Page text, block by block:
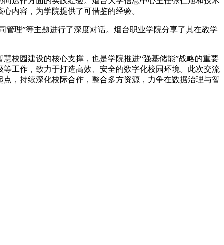
内容，为学院提供了可借鉴的经验。
管理”等主题进行了深度对话。烟台职业学院分享了其在教学
校园建设的核心支撑，也是学院推进“强基储能”战略的重要
工作，致力于打造高效、安全的数字化校园环境。此次交流
，持续深化校际合作，整合多方资源，力争在数据治理与智